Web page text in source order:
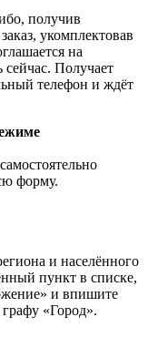
получив
укомплектовав
на
Получает
телефон и ждёт
форму.
и населённого
пункт в списке,
и впишите
«Город».